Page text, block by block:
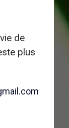
de
plus